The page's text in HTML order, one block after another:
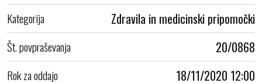
Kategorija Zdravila in medicinski pripomočki
Št. povpraševanja 20/0868
Rok za oddajo 18/11/2020 12:00